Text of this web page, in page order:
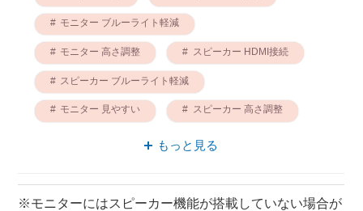
モニター ブルーライト軽減
モニター 高さ調整 スピーカー HDMI接続
スピーカー ブルーライト軽減
モニター 見やすい スピーカー 高さ調整
スピーカー 27型
もっと見る
※モニターにはスピーカー機能が搭載していない場合が